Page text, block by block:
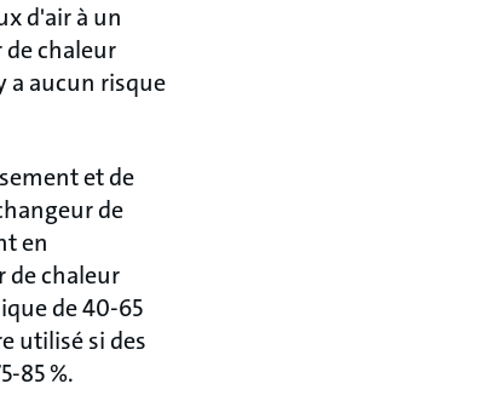
d'air à un
chaleur
a aucun risque
et de
de
en
de chaleur
de 40-65
utilisé si des
85 %.